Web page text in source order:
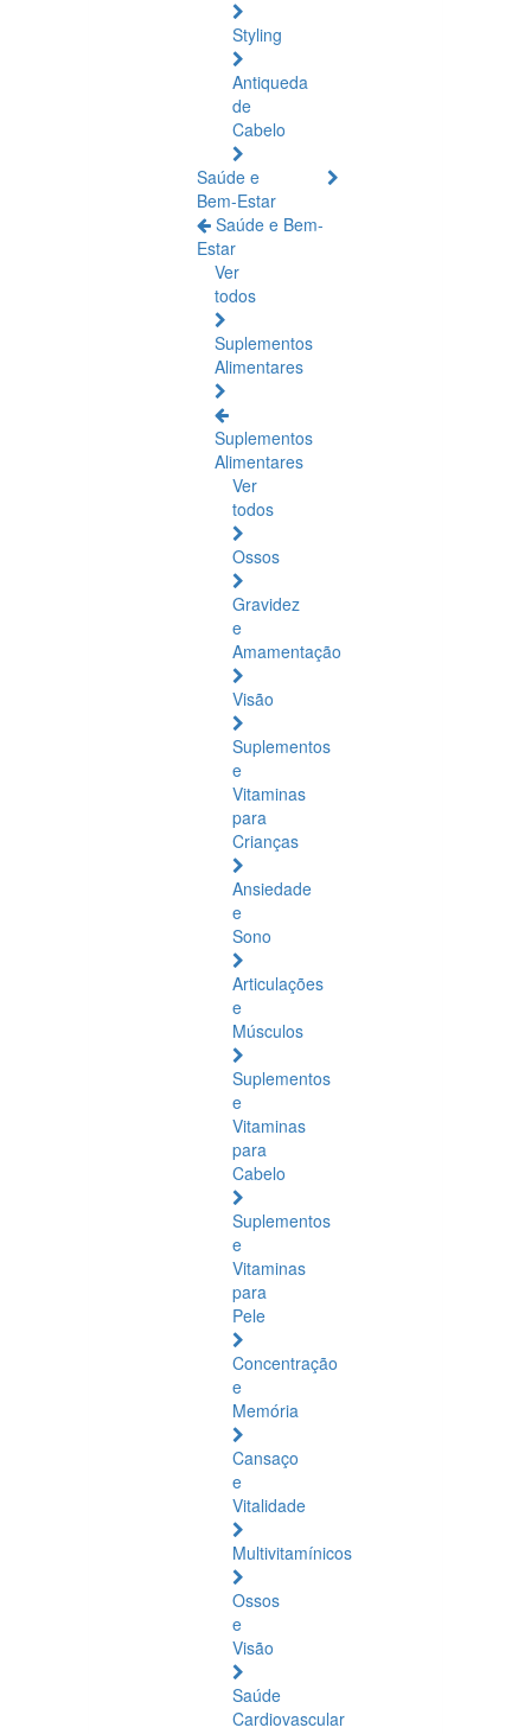
Styling
Antiqueda
de
Cabelo
Saúde e
Bem-Estar
Saúde e Bem-
Estar
Ver
todos
Suplementos
Alimentares
Suplementos
Alimentares
Ver
todos
Ossos
Gravidez
e
Amamentação
Visão
Suplementos
e
Vitaminas
para
Crianças
Ansiedade
e
Sono
Articulações
e
Músculos
Suplementos
e
Vitaminas
para
Cabelo
Suplementos
e
Vitaminas
para
Pele
Concentração
e
Memória
Cansaço
e
Vitalidade
Multivitamínicos
Ossos
e
Visão
Saúde
Cardiovascular